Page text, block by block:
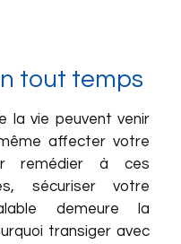
tout temps
la vie peuvent venir
affecter votre
remédier à ces
sécuriser votre
demeure la
transiger avec